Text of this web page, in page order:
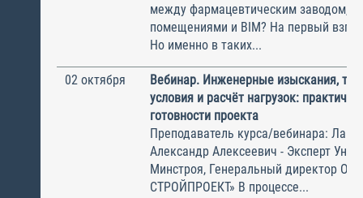
между фармацевтическим заводом,
помещениями и BIM? На первый
Но именно в таких...
02 октября
Вебинар. Инженерные изыскания,
условия и расчёт нагрузок:
готовности проекта
Преподаватель курса/вебинара:
Александр Алексеевич - Эксперт
Минстроя, Генеральный директор
СТРОЙПРОЕКТ» В процессе...